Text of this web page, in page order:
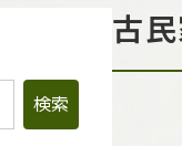
古